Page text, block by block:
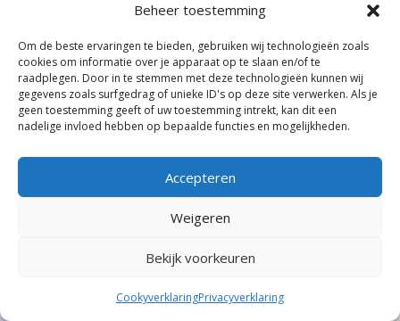
Beheer toestemming
Om de beste ervaringen te bieden, gebruiken wij technologieën zoals
cookies om informatie over je apparaat op te slaan en/of te
raadplegen. Door in te stemmen met deze technologieën kunnen wij
gegevens zoals surfgedrag of unieke ID's op deze site verwerken. Als je
geen toestemming geeft of uw toestemming intrekt, kan dit een
nadelige invloed hebben op bepaalde functies en mogelijkheden.
Accepteren
Weigeren
Bekijk voorkeuren
CookyverklaringPrivacyverklaring
©Taxireview, alle rechten voorbehouden.